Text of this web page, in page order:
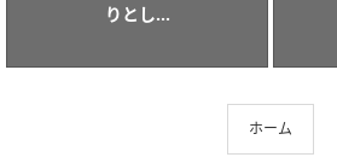
りとし...
ホーム